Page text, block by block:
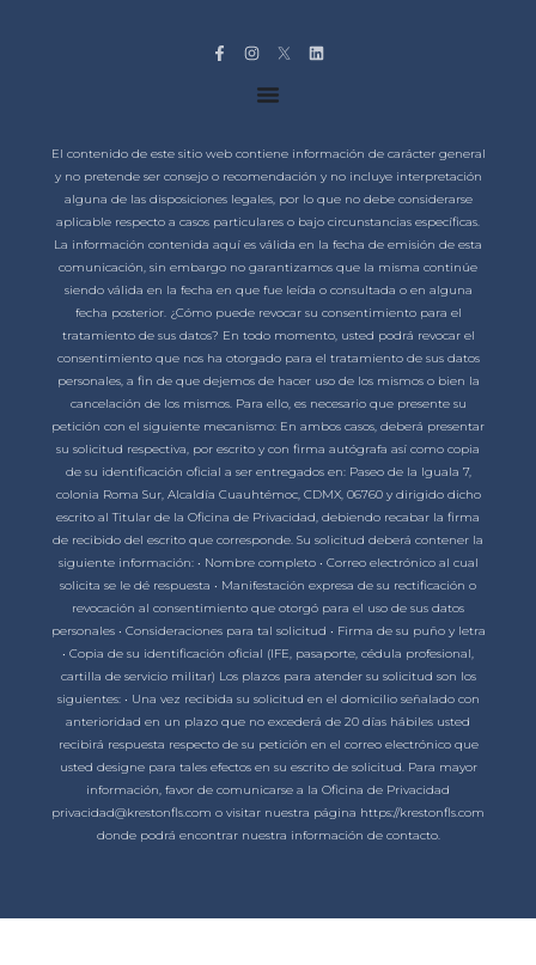
El contenido de este sitio web contiene información de carácter general
y no pretende ser consejo o recomendación y no incluye interpretación
alguna de las disposiciones legales, por lo que no debe considerarse
aplicable respecto a casos particulares o bajo circunstancias específicas.
La información contenida aquí es válida en la fecha de emisión de esta
comunicación, sin embargo no garantizamos que la misma continúe
siendo válida en la fecha en que fue leída o consultada o en alguna
fecha posterior. ¿Cómo puede revocar su consentimiento para el
tratamiento de sus datos? En todo momento, usted podrá revocar el
consentimiento que nos ha otorgado para el tratamiento de sus datos
personales, a fin de que dejemos de hacer uso de los mismos o bien la
cancelación de los mismos. Para ello, es necesario que presente su
petición con el siguiente mecanismo: En ambos casos, deberá presentar
su solicitud respectiva, por escrito y con firma autógrafa así como copia
de su identificación oficial a ser entregados en: Paseo de la Iguala 7,
colonia Roma Sur, Alcaldía Cuauhtémoc, CDMX, 06760 y dirigido dicho
escrito al Titular de la Oficina de Privacidad, debiendo recabar la firma
de recibido del escrito que corresponde. Su solicitud deberá contener la
siguiente información: • Nombre completo • Correo electrónico al cual
solicita se le dé respuesta • Manifestación expresa de su rectificación o
revocación al consentimiento que otorgó para el uso de sus datos
personales • Consideraciones para tal solicitud • Firma de su puño y letra
• Copia de su identificación oficial (IFE, pasaporte, cédula profesional,
cartilla de servicio militar) Los plazos para atender su solicitud son los
siguientes: • Una vez recibida su solicitud en el domicilio señalado con
anterioridad en un plazo que no excederá de 20 días hábiles usted
recibirá respuesta respecto de su petición en el correo electrónico que
usted designe para tales efectos en su escrito de solicitud. Para mayor
información, favor de comunicarse a la Oficina de Privacidad
privacidad@krestonfls.com o visitar nuestra página https://krestonfls.com
donde podrá encontrar nuestra información de contacto.